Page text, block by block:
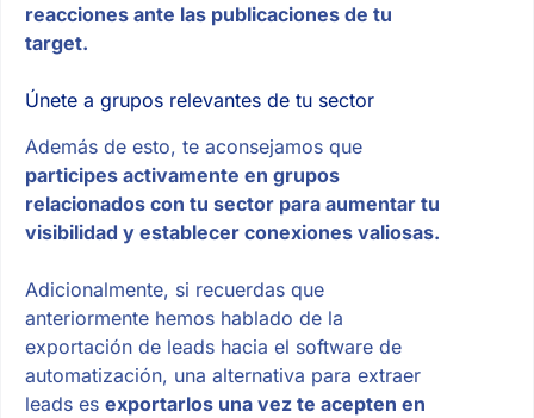
reacciones ante las publicaciones de tu
target.
Únete a grupos relevantes de tu sector
Además de esto, te aconsejamos que
participes activamente en grupos
relacionados con tu sector para aumentar tu
visibilidad y establecer conexiones valiosas.
Adicionalmente, si recuerdas que
anteriormente hemos hablado de la
exportación de leads hacia el software de
automatización, una alternativa para extraer
leads es exportarlos una vez te acepten en